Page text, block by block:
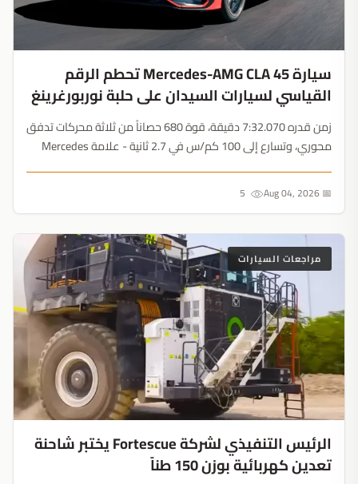
سيارة Mercedes-AMG CLA 45 تحطم الرقم
القياسي لسيارات السيدان على حلبة نوربورغرينغ
زمن قدره 7:32.070 دقيقة، قوة 680 حصاناً من ثلاثة محركات تدفق
محوري، وتسارع إلى 100 كم/س في 2.7 ثانية - علامة Mercedes
📅 Aug 04, 2026
مراجعات السيارات
الرئيس التنفيذي لشركة Fortescue يختبر شاحنة
تعدين كهربائية بوزن 150 طناً